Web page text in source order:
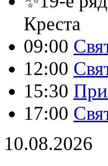
Креста
09:00
12:00
15:30
17:00
10.08.2026